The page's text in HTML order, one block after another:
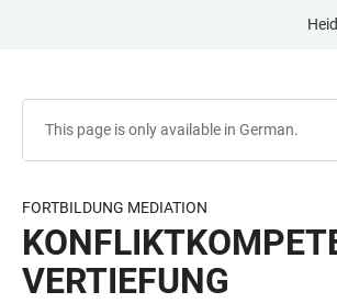
This page is only available in German.
FORTBILDUNG MEDIATION
VERTIEFUNG